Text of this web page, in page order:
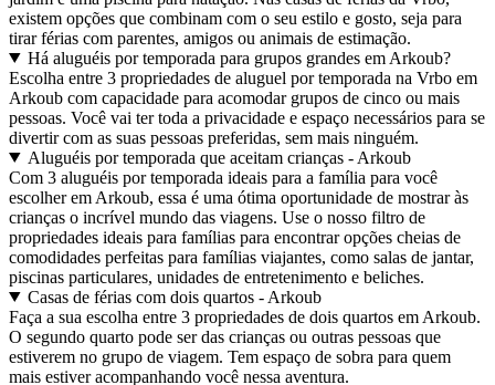
existem opções que combinam com o seu estilo e gosto, seja para
tirar férias com parentes, amigos ou animais de estimação.
Há aluguéis por temporada para grupos grandes em Arkoub?
Escolha entre 3 propriedades de aluguel por temporada na Vrbo em
Arkoub com capacidade para acomodar grupos de cinco ou mais
pessoas. Você vai ter toda a privacidade e espaço necessários para se
divertir com as suas pessoas preferidas, sem mais ninguém.
Aluguéis por temporada que aceitam crianças - Arkoub
Com 3 aluguéis por temporada ideais para a família para você
escolher em Arkoub, essa é uma ótima oportunidade de mostrar às
crianças o incrível mundo das viagens. Use o nosso filtro de
propriedades ideais para famílias para encontrar opções cheias de
comodidades perfeitas para famílias viajantes, como salas de jantar,
piscinas particulares, unidades de entretenimento e beliches.
Casas de férias com dois quartos - Arkoub
Faça a sua escolha entre 3 propriedades de dois quartos em Arkoub.
O segundo quarto pode ser das crianças ou outras pessoas que
estiverem no grupo de viagem. Tem espaço de sobra para quem
mais estiver acompanhando você nessa aventura.